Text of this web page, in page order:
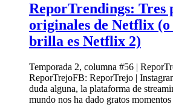
ReporTrendings: Tres
originales de Netflix (o
brilla es Netflix 2)
Temporada 2, columna #56 |
ReporTrejoFB: ReporTrejo |
duda alguna, la plataforma de
mundo nos ha dado gratos momentos